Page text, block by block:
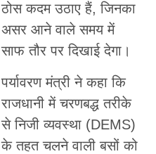
ठोस कदम उठाए हैं, जिनका
असर आने वाले समय में
साफ तौर पर दिखाई देगा।
पर्यावरण मंत्री ने कहा कि
राजधानी में चरणबद्ध तरीके
से निजी व्यवस्था (DEMS)
के तहत चलने वाली बसों को